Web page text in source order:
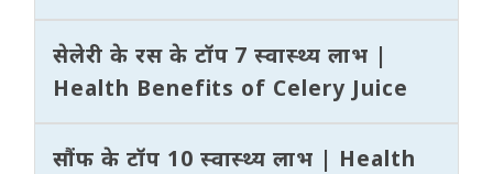
सेलेरी के रस के टॉप 7 स्वास्थ्य लाभ |
Health Benefits of Celery Juice
सौंफ के टॉप 10 स्वास्थ्य लाभ | Health